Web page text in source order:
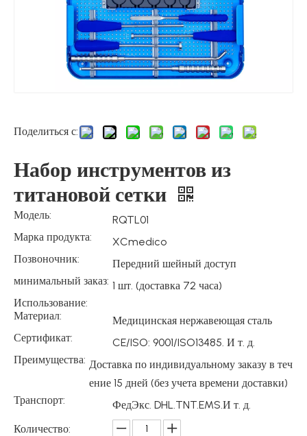
Поделиться с:
Набор инструментов из
титановой сетки
Модель:
RQTL01
Марка продукта:
XCmedico
Позвоночник:
Передний шейный доступ
минимальный заказ: 1 шт. (доставка 72 часа)
Использование:
Материал:
Медицинская нержавеющая сталь
Сертификат:
CE/ISO: 9001/ISO13485. И т. д.
Преимущества: Доставка по индивидуальному заказу в теч
ение 15 дней (без учета времени доставки)
Транспорт:
ФедЭкс. DHL.TNT.EMS.И т. д.
Количество: